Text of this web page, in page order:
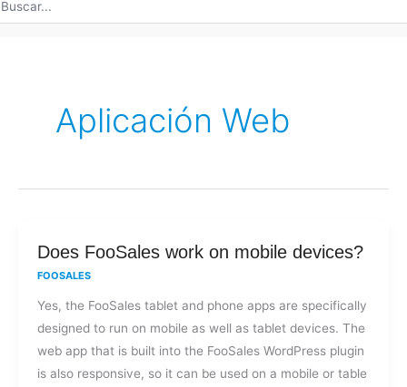
Aplicación Web
Does FooSales work on mobile devices?
FOOSALES
Yes, the FooSales tablet and phone apps are specifically
designed to run on mobile as well as tablet devices. The
web app that is built into the FooSales WordPress plugin
is also responsive, so it can be used on a mobile or table
Does
FooSales
mobile
devices?